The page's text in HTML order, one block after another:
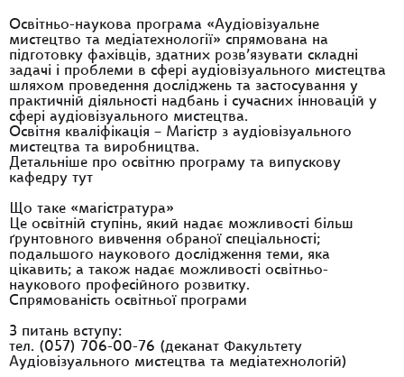
Освітньо-наукова програма «Аудіовізуальне
мистецтво та медіатехнології» спрямована на
підготовку фахівців, здатних розв’язувати складні
задачі і проблеми в сфері аудіовізуального мистецтва
шляхом проведення досліджень та застосування у
практичній діяльності надбань і сучасних інновацій у
сфері аудіовізуального мистецтва.
Освітня кваліфікація – Магістр з аудіовізуального
мистецтва та виробництва.
Детальніше про освітню програму та випускову
кафедру тут
Що таке «магістратура»
Це освітній ступінь, який надає можливості більш
ґрунтовного вивчення обраної спеціальності;
подальшого наукового дослідження теми, яка
цікавить; а також надає можливості освітньо-
наукового професійного розвитку.
Спрямованість освітньої програми
З питань вступу:
тел. (057) 706-00-76 (деканат Факультету
Аудіовізуального мистецтва та медіатехнологій)